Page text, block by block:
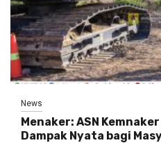
News
Menaker: ASN
Dampak Nyata bagi